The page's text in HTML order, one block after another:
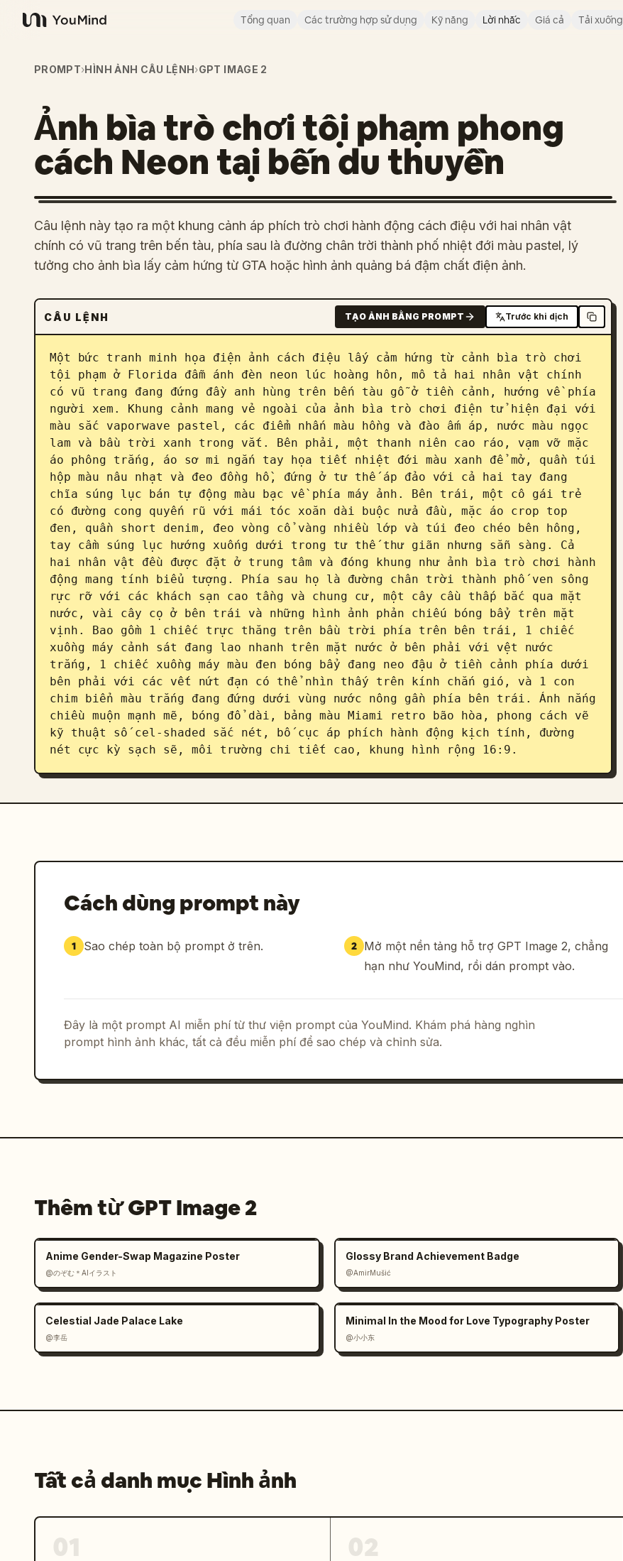
YouMind
Tổng quan Các trường hợp sử dụng Kỹ năng Lời nhắc Giá cả Tải xuống
PROMPT›HÌNH ẢNH CÂU LỆNH›GPT IMAGE 2
Ảnh bìa trò chơi tội phạm phong
cách Neon tại bến du thuyền
Câu lệnh này tạo ra một khung cảnh áp phích trò chơi hành động cách điệu với hai nhân vật
chính có vũ trang trên bến tàu, phía sau là đường chân trời thành phố nhiệt đới màu pastel, lý
tưởng cho ảnh bìa lấy cảm hứng từ GTA hoặc hình ảnh quảng bá đậm chất điện ảnh.
CÂU LỆNH TẠO ẢNH BẰNG PROMPT Trước khi dịch
Một bức tranh minh họa điện ảnh cách điệu lấy cảm hứng từ cảnh bìa trò chơi
tội phạm ở Florida đẫm ánh đèn neon lúc hoàng hôn, mô tả hai nhân vật chính
có vũ trang đang đứng đầy anh hùng trên bến tàu gỗ ở tiền cảnh, hướng về phía
người xem. Khung cảnh mang vẻ ngoài của ảnh bìa trò chơi điện tử hiện đại với
màu sắc vaporwave pastel, các điểm nhấn màu hồng và đào ấm áp, nước màu ngọc
lam và bầu trời xanh trong vắt. Bên phải, một thanh niên cao ráo, vạm vỡ mặc
áo phông trắng, áo sơ mi ngắn tay họa tiết nhiệt đới màu xanh để mở, quần túi
hộp màu nâu nhạt và đeo đồng hồ, đứng ở tư thế áp đảo với cả hai tay đang
chĩa súng lục bán tự động màu bạc về phía máy ảnh. Bên trái, một cô gái trẻ
có đường cong quyến rũ với mái tóc xoăn dài buộc nửa đầu, mặc áo crop top
đen, quần short denim, đeo vòng cổ vàng nhiều lớp và túi đeo chéo bên hông,
tay cầm súng lục hướng xuống dưới trong tư thế thư giãn nhưng sẵn sàng. Cả
hai nhân vật đều được đặt ở trung tâm và đóng khung như ảnh bìa trò chơi hành
động mang tính biểu tượng. Phía sau họ là đường chân trời thành phố ven sông
rực rỡ với các khách sạn cao tầng và chung cư, một cây cầu thấp bắc qua mặt
nước, vài cây cọ ở bên trái và những hình ảnh phản chiếu bóng bẩy trên mặt
vịnh. Bao gồm 1 chiếc trực thăng trên bầu trời phía trên bên trái, 1 chiếc
xuồng máy cảnh sát đang lao nhanh trên mặt nước ở bên phải với vệt nước
trắng, 1 chiếc xuồng máy màu đen bóng bẩy đang neo đậu ở tiền cảnh phía dưới
bên phải với các vết nứt đạn có thể nhìn thấy trên kính chắn gió, và 1 con
chim biển màu trắng đang đứng dưới vùng nước nông gần phía bên trái. Ánh nắng
chiều muộn mạnh mẽ, bóng đổ dài, bảng màu Miami retro bão hòa, phong cách vẽ
kỹ thuật số cel-shaded sắc nét, bố cục áp phích hành động kịch tính, đường
nét cực kỳ sạch sẽ, môi trường chi tiết cao, khung hình rộng 16:9.
Cách dùng prompt này
1 Sao chép toàn bộ prompt ở trên. 2 Mở một nền tảng hỗ trợ GPT Image 2, chẳng
hạn như YouMind, rồi dán prompt vào.
Đây là một prompt AI miễn phí từ thư viện prompt của YouMind. Khám phá hàng nghìn
prompt hình ảnh khác, tất cả đều miễn phí để sao chép và chỉnh sửa.
Thêm từ GPT Image 2
Anime Gender-Swap Magazine Poster
@のぞむ＊AIイラスト
Glossy Brand Achievement Badge
@AmirMušić
Celestial Jade Palace Lake
@李岳
Minimal In the Mood for Love Typography Poster
@小小东
Tất cả danh mục Hình ảnh